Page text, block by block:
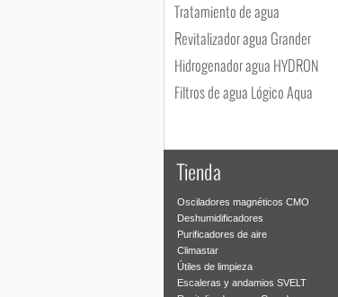
Tratamiento de agua
Revitalizador agua Grander
Hidrogenador agua HYDRON
Filtros de agua Lógico Aqua
Tienda
Osciladores magnéticos CMO
Deshumidificadores
Purificadores de aire
Climastar
Útiles de limpieza
Escaleras y andamios SVELT